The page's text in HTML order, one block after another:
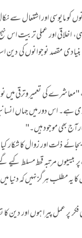
اور اشتعال سے نکال
اور عملی تربیت اس
مقصد نوجوانوں کی
کی تعمیر وترقی میں
ہے۔ اس دور میں جہاں
آج بھی موجود ہیں۔"
بجائے ذلت اور زوال کا
مرتبہ قحط مسلط کیے
مطلب ہرگز نہیں کہ دنیا
عمل پیرا ہوں اور دین کا